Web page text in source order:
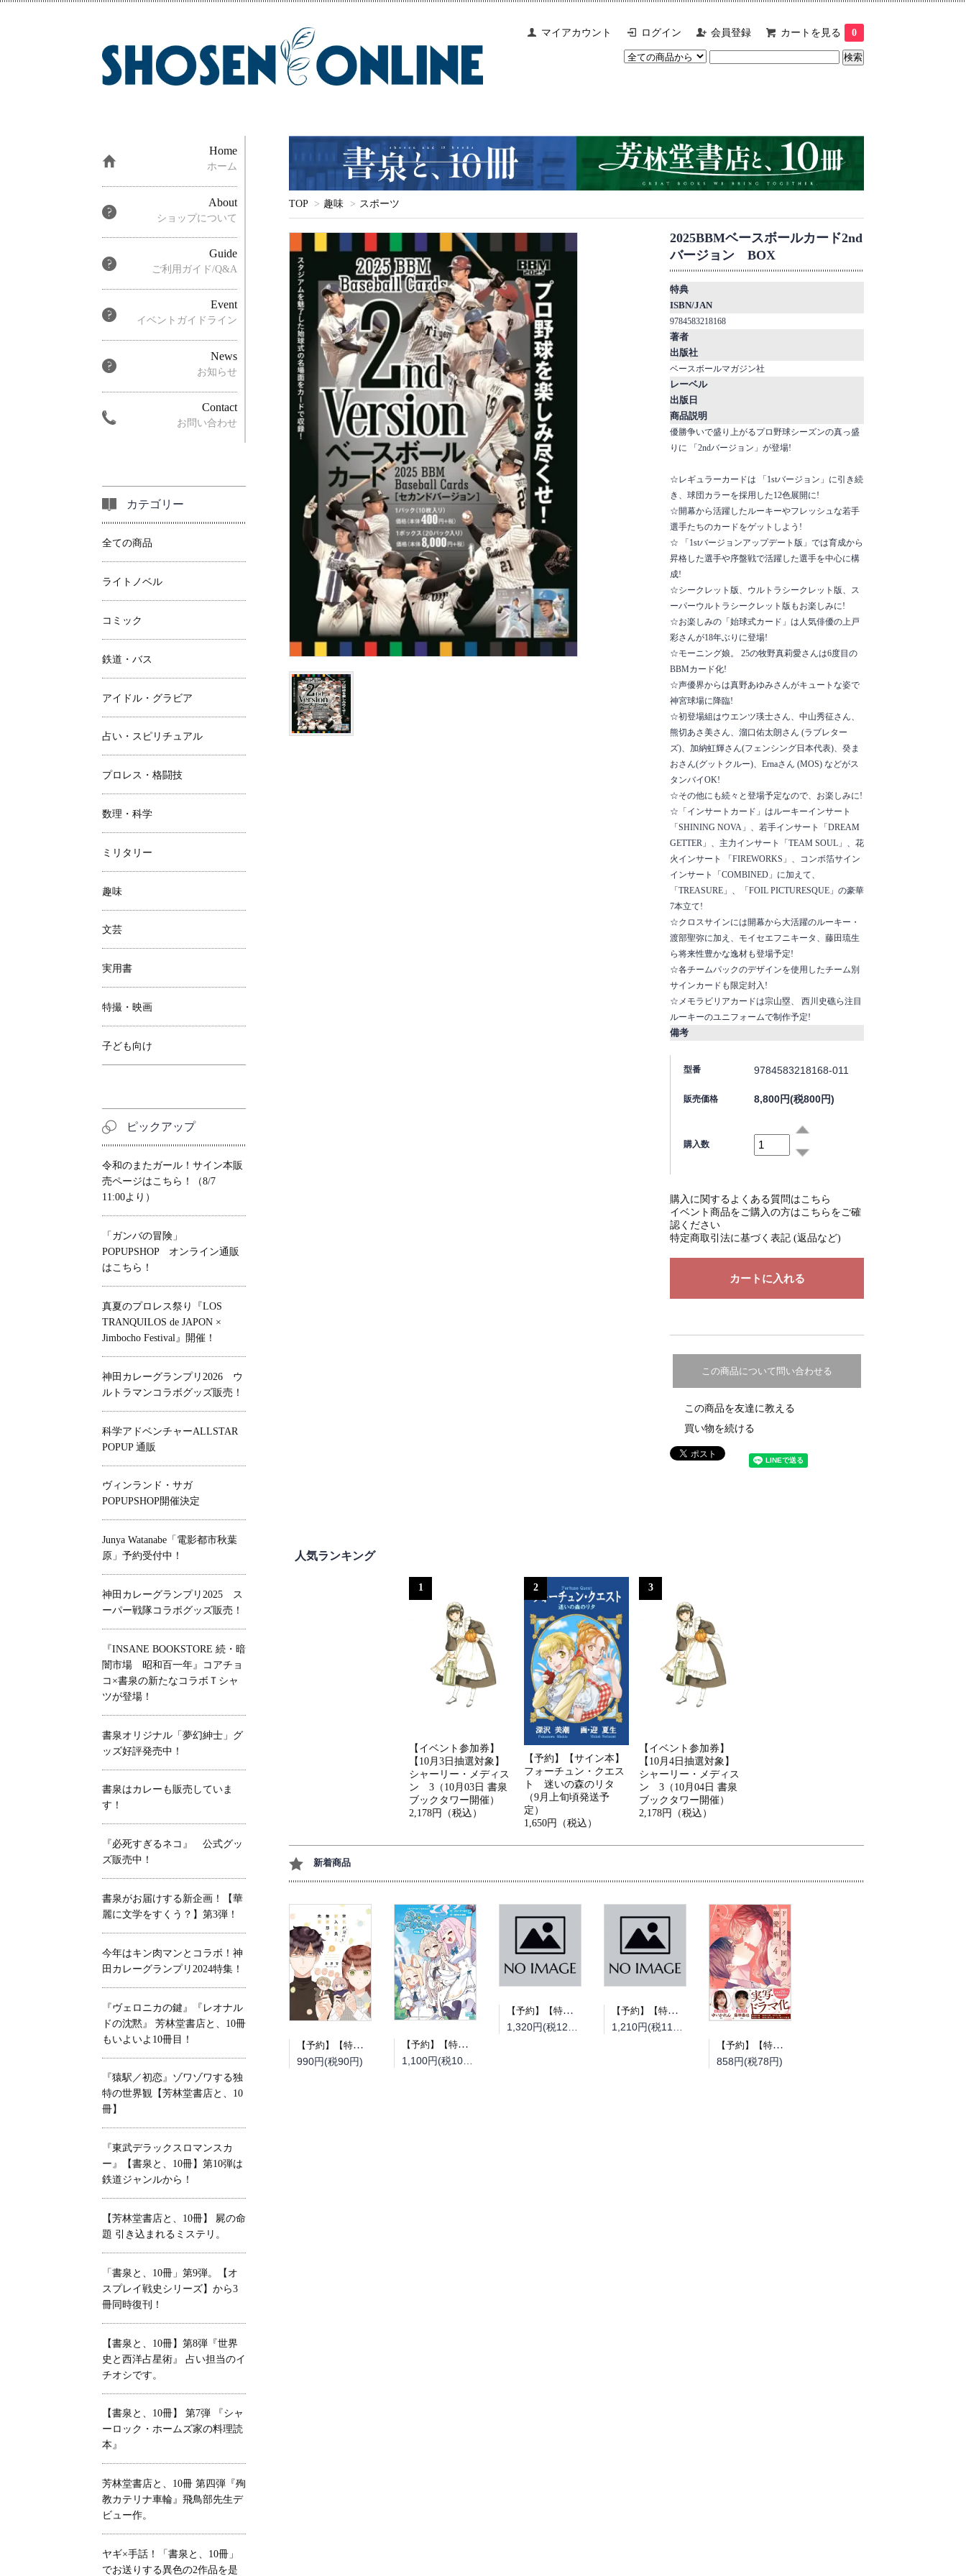
マイアカウント ログイン 会員登録 カートを見る 0
TOP > 趣味 > スポーツ
2025BBMベースボールカード2nd
バージョン BOX
特典
ISBN/JAN
9784583218168
著者
出版社
ベースボールマガジン社
レーベル
出版日
商品説明
優勝争いで盛り上がるプロ野球シーズンの真っ盛
りに 「2ndバージョン」が登場!
☆レギュラーカードは 「1stバージョン」に引き続
き、球団カラーを採用した12色展開に!
☆開幕から活躍したルーキーやフレッシュな若手
選手たちのカードをゲットしよう!
☆ 「1stバージョンアップデート版」では育成から
昇格した選手や序盤戦で活躍した選手を中心に構
成!
☆シークレット版、ウルトラシークレット版、ス
ーパーウルトラシークレット版もお楽しみに!
☆お楽しみの「始球式カード」は人気俳優の上戸
彩さんが18年ぶりに登場!
☆モーニング娘。 25の牧野真莉愛さんは6度目の
BBMカード化!
☆声優界からは真野あゆみさんがキュートな姿で
神宮球場に降臨!
☆初登場組はウエンツ瑛士さん、中山秀征さん、
熊切あさ美さん、溜口佑太朗さん (ラブレター
ズ)、加納虹輝さん(フェンシング日本代表)、癸ま
おさん(グットクルー)、Ernaさん (MOS) などがス
タンバイOK!
☆その他にも続々と登場予定なので、お楽しみに!
☆「インサートカード」はルーキーインサート
「SHINING NOVA」、若手インサート「DREAM
GETTER」、主力インサート「TEAM SOUL」、花
火インサート 「FIREWORKS」、コンボ箔サイン
インサート「COMBINED」に加えて、
「TREASURE」、「FOIL PICTURESQUE」の豪華
7本立て!
☆クロスサインには開幕から大活躍のルーキー・
渡部聖弥に加え、モイセエフニキータ、藤田琉生
ら将来性豊かな逸材も登場予定!
☆各チームパックのデザインを使用したチーム別
サインカードも限定封入!
☆メモラビリアカードは宗山塁、 西川史礁ら注目
ルーキーのユニフォームで制作予定!
備考
型番 9784583218168-011
販売価格 8,800円(税800円)
購入数
購入に関するよくある質問はこちら
イベント商品をご購入の方はこちらをご確
認ください
特定商取引法に基づく表記 (返品など)
この商品について問い合わせる
この商品を友達に教える
買い物を続ける
人気ランキング
1
【イベント参加券】
【10月3日抽選対象】
シャーリー・メディス
ン 3（10月03日 書泉
ブックタワー開催）
2,178円（税込）
2
【予約】【サイン本】
フォーチュン・クエス
ト 迷いの森のリタ
（9月上旬頃発送予
定）
1,650円（税込）
3
【イベント参加券】
【10月4日抽選対象】
シャーリー・メディス
ン 3（10月04日 書泉
ブックタワー開催）
2,178円（税込）
新着商品
【予約】【特典付き】空気が「読める」新入社員と無愛想な先輩 8（08/25頃発送予定）
990円(税90円)
【予約】【特典付き】ブルーアーカイブ公式4コマ ぶるーあーかいぶっ！ 2（08/25頃発送予定）
1,100円(税100円)
【予約】【特典付き】とある町でおきた百の怪異について 下（08/19頃発送予定）
【予約】【特典付き】とある町でおきた百の怪異について 上（08/19頃発送予定）
【予約】【特典付き】ドライな同期の溺愛癖 4（08/18頃発送予定）
858円(税78円)
Home
ホーム
About
ショップについて
Guide
ご利用ガイド/Q&A
Event
イベントガイドライン
News
お知らせ
Contact
お問い合わせ
カテゴリー
全ての商品
ライトノベル
コミック
鉄道・バス
アイドル・グラビア
占い・スピリチュアル
プロレス・格闘技
数理・科学
ミリタリー
趣味
文芸
実用書
特撮・映画
子ども向け
ピックアップ
令和のまたガール！サイン本販
売ページはこちら！（8/7
11:00より）
「ガンバの冒険」
POPUPSHOP オンライン通販
はこちら！
真夏のプロレス祭り『LOS
TRANQUILOS de JAPON ×
Jimbocho Festival』開催！
神田カレーグランプリ2026 ウ
ルトラマンコラボグッズ販売！
科学アドベンチャーALLSTAR
POPUP 通販
ヴィンランド・サガ
POPUPSHOP開催決定
Junya Watanabe「電影都市秋葉
原」予約受付中！
神田カレーグランプリ2025 ス
ーパー戦隊コラボグッズ販売！
『INSANE BOOKSTORE 続・暗
闇市場 昭和百一年』コアチョ
コ×書泉の新たなコラボＴシャ
ツが登場！
書泉オリジナル「夢幻紳士」グ
ッズ好評発売中！
書泉はカレーも販売していま
す！
『必死すぎるネコ』 公式グッ
ズ販売中！
書泉がお届けする新企画！【華
麗に文学をすくう？】第3弾！
今年はキン肉マンとコラボ！神
田カレーグランプリ2024特集！
『ヴェロニカの鍵』『レオナル
ドの沈黙』 芳林堂書店と、10冊
もいよいよ10冊目！
『猿駅／初恋』ゾワゾワする独
特の世界観【芳林堂書店と、10
冊】
『東武デラックスロマンスカ
ー』【書泉と、10冊】第10弾は
鉄道ジャンルから！
【芳林堂書店と、10冊】 屍の命
題 引き込まれるミステリ。
「書泉と、10冊」第9弾。【オ
スプレイ戦史シリーズ】から3
冊同時復刊！
【書泉と、10冊】第8弾『世界
史と西洋占星術』 占い担当のイ
チオシです。
【書泉と、10冊】 第7弾 『シャ
ーロック・ホームズ家の料理読
本』
芳林堂書店と、10冊 第四弾『殉
教カテリナ車輪』飛鳥部先生デ
ビュー作。
ヤギ×手話！「書泉と、10冊」
でお送りする異色の2作品を是